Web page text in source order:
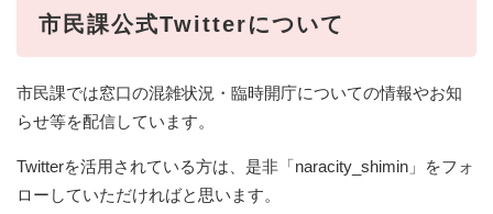
市民課公式Twitterについて
市民課では窓口の混雑状況・臨時開庁についての情報やお知
らせ等を配信しています。
Twitterを活用されている方は、是非「naracity_shimin」をフォ
ローしていただければと思います。